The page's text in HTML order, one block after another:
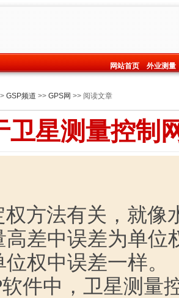
网站首页 外业测量
GSP频道 >> GPS网 >> 阅读文章
卫星测量控制
权方法有关，就像
高差中误差为单位
权中误差一样。
软件中，卫星测量